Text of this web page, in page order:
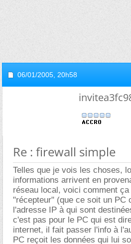
06/01/2005, 20h58
Re : firewall simple
Telles que je vois les choses,
informations arrivent en
réseau local, voici comment
"récepteur" (que ce soit un PC
l'adresse IP à qui sont
c'est pas pour le PC qui est
internet, il fait passer l'info à
PC reçoit les données qui lui